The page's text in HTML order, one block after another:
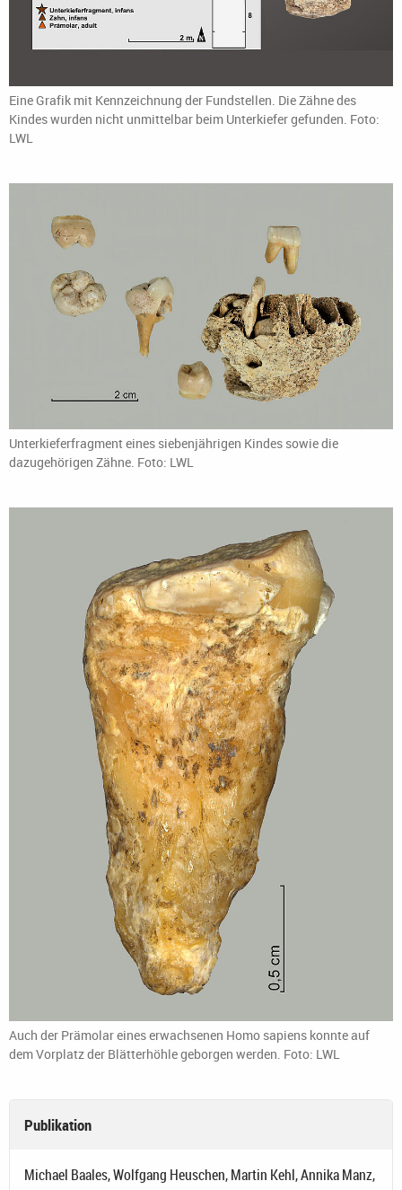
Eine Grafik mit Kennzeichnung der Fundstellen. Die Zähne des
Kindes wurden nicht unmittelbar beim Unterkiefer gefunden. Foto:
LWL
Unterkieferfragment eines siebenjährigen Kindes sowie die
dazugehörigen Zähne. Foto: LWL
Auch der Prämolar eines erwachsenen Homo sapiens konnte auf
dem Vorplatz der Blätterhöhle geborgen werden. Foto: LWL
Publikation
Michael Baales, Wolfgang Heuschen, Martin Kehl, Annika Manz,